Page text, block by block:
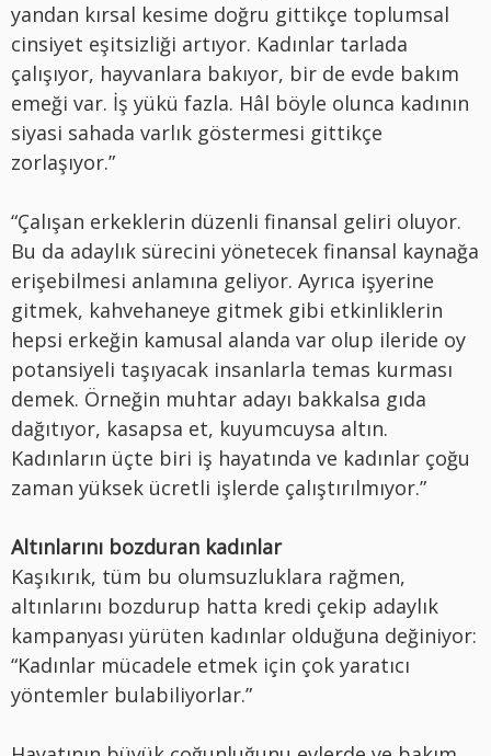
yandan kırsal kesime doğru gittikçe toplumsal
cinsiyet eşitsizliği artıyor. Kadınlar tarlada
çalışıyor, hayvanlara bakıyor, bir de evde bakım
emeği var. İş yükü fazla. Hâl böyle olunca kadının
siyasi sahada varlık göstermesi gittikçe
zorlaşıyor.”
“Çalışan erkeklerin düzenli finansal geliri oluyor.
Bu da adaylık sürecini yönetecek finansal kaynağa
erişebilmesi anlamına geliyor. Ayrıca işyerine
gitmek, kahvehaneye gitmek gibi etkinliklerin
hepsi erkeğin kamusal alanda var olup ileride oy
potansiyeli taşıyacak insanlarla temas kurması
demek. Örneğin muhtar adayı bakkalsa gıda
dağıtıyor, kasapsa et, kuyumcuysa altın.
Kadınların üçte biri iş hayatında ve kadınlar çoğu
zaman yüksek ücretli işlerde çalıştırılmıyor.”
Altınlarını bozduran kadınlar
Kaşıkırık, tüm bu olumsuzluklara rağmen,
altınlarını bozdurup hatta kredi çekip adaylık
kampanyası yürüten kadınlar olduğuna değiniyor:
“Kadınlar mücadele etmek için çok yaratıcı
yöntemler bulabiliyorlar.”